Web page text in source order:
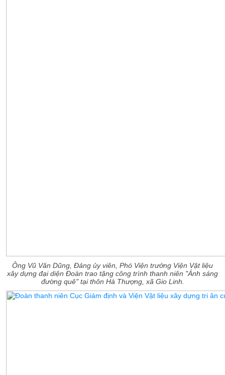
Ông Vũ Văn Dũng, Đảng ủy viên, Phó Viện trưởng Viện Vật liệu
xây dựng đại diện Đoàn trao tặng công trình thanh niên "Ánh sáng
đường quê" tại thôn Hà Thượng, xã Gio Linh.